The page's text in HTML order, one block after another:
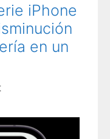
iPhone
en un